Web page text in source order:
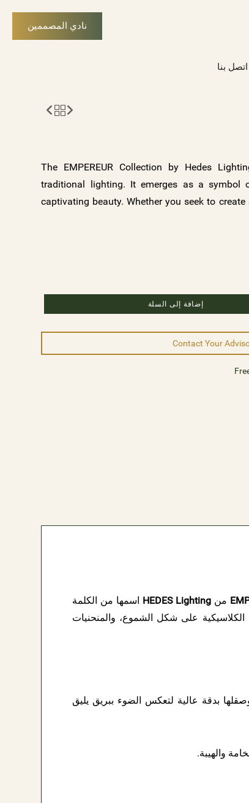
نادي المصممين
اتصل بنا
The EMPEREUR Collection by Hedes
traditional lighting. It emerges as a symbol
captivating beauty. Whether you seek to
EMPEREUR offers a symphony of possibilities.
moment is bathed in
إضافة إلى السلة
Contact Your
من HEDES Lighting اسمها من الكلمة
الكلاسيكية على شكل الشموع، والمنحنيات
بدقة عالية لتعكس الضوء ببريق يليق
والهيبة.